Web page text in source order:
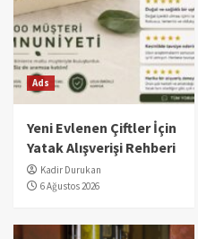
Ads
Yeni Evlenen Çiftler İçin
Yatak Alışverişi Rehberi
Kadir Durukan
6 Ağustos 2026